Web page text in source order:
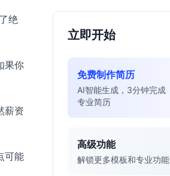
绝
果你
薪资
可能
值得投递。
立即开始
免费制作简历
AI智能生成，3分钟完成
专业简历
高级功能
解锁更多模板和专业功能